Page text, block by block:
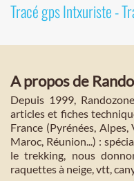
Tracé gps Intxuriste -
A propos de
Depuis 1999,
articles et fiches
France (Pyrénées,
Maroc, Réunion...) :
le trekking, nous
raquettes à neige, vtt,